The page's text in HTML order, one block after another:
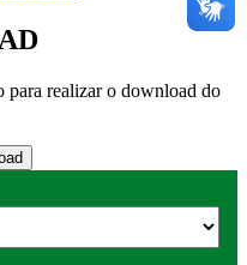
para realizar o download do